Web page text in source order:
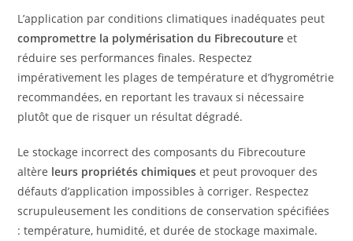
L’application par conditions climatiques inadéquates peut
compromettre la polymérisation du Fibrecouture et
réduire ses performances finales. Respectez
impérativement les plages de température et d’hygrométrie
recommandées, en reportant les travaux si nécessaire
plutôt que de risquer un résultat dégradé.
Le stockage incorrect des composants du Fibrecouture
altère leurs propriétés chimiques et peut provoquer des
défauts d’application impossibles à corriger. Respectez
scrupuleusement les conditions de conservation spécifiées
: température, humidité, et durée de stockage maximale.